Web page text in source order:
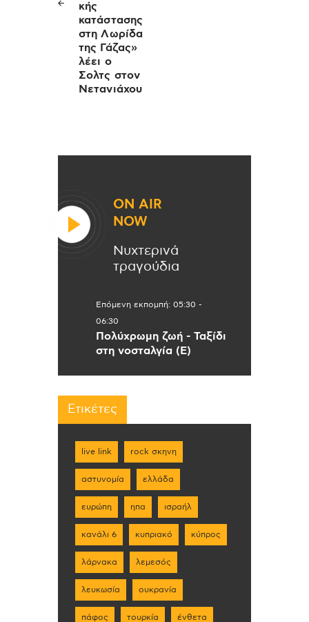
κής
κατάστασης
στη Λωρίδα
της Γάζας»
λέει ο
Σολτς στον
Νετανιάχου
ON AIR
NOW
Νυχτερινά
τραγούδια
Επόμενη εκπομπή: 05:30 -
06:30
Πολύχρωμη ζωή - Ταξίδι
στη νοσταλγία (Ε)
Ετικέτες
live link rock σκηνη
αστυνομία ελλάδα
ευρώπη ηπα ισραήλ
κανάλι 6 κυπριακό κύπρος
λάρνακα λεμεσός
λευκωσία ουκρανία
πάφος τουρκία ένθετα